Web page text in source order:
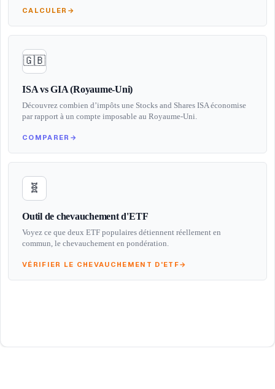
CALCULER →
🇬🇧
ISA vs GIA (Royaume-Uni)
Découvrez combien d’impôts une Stocks and Shares ISA économise
par rapport à un compte imposable au Royaume-Uni.
COMPARER →
🧬
Outil de chevauchement d'ETF
Voyez ce que deux ETF populaires détiennent réellement en
commun, le chevauchement en pondération.
VÉRIFIER LE CHEVAUCHEMENT D'ETF→